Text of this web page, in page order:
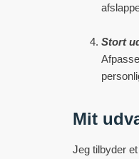
Stort
Mit
Jeg tilbyder